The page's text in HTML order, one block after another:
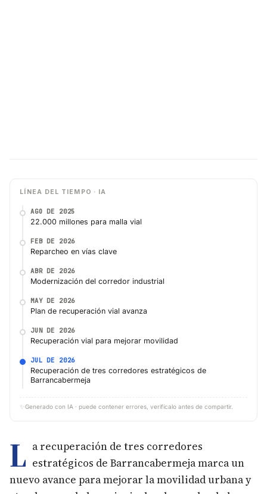
LÍNEA DEL TIEMPO · IA
AGO DE 2025
22.000 millones para malla vial
FEB DE 2026
Reparcheo en vías clave
ABR DE 2026
Modernización del corredor industrial
MAY DE 2026
Plan de recuperación vial avanza
JUN DE 2026
Recuperación vial para mejorar movilidad
JUL DE 2026
Recuperación de tres corredores estratégicos de
Barrancabermeja
✨ Generado con IA · puede contener errores, verifícalo antes de compartir.
L a recuperación de tres corredores
estratégicos de Barrancabermeja marca un
nuevo avance para mejorar la movilidad urbana y